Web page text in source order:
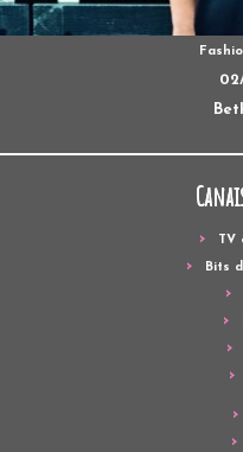
TV
Bits